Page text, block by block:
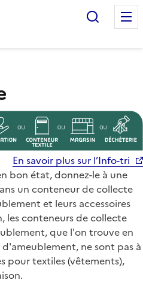
objets & déchets
En savoir plus sur l’Info-tri
bon état, donnez-le à une
un conteneur de collecte
et leurs accessoires
les conteneurs de collecte
que l'on trouve en
ne sont pas à
pour textiles (vêtements),